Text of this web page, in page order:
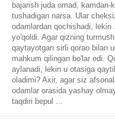
bajarish juda omad, kamdan-
tushadigan narsa. Ular
odamlardan qochishadi,
yo'qoldi. Agar qizning
qaytayotgan sirli qorao bilan
mahkum qilingan bo'lar edi.
aylanadi, lekin u otasiga
oladimi? Axir, agar siz
odamlar orasida yashay
taqdiri bepul ...